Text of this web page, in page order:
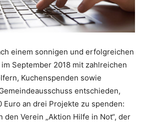
einem sonnigen und erfolgreichen
September 2018 mit zahlreichen
Kuchenspenden sowie
entschieden,
Euro an drei Projekte zu spenden:
den Verein „Aktion Hilfe in Not“, der